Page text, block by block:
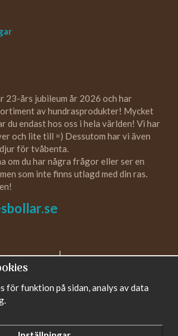
23-års jubileum år 2026 och har
av hundrasprodukter! Mycket
du endast hos oss i hela världen! Vi har
och lite till =) Dessutom har vi även
för tvåbenta.
om du har några frågor eller ser en
som inte finns utlagd med din ras.
gärna!
för funktion på sidan, analys av data